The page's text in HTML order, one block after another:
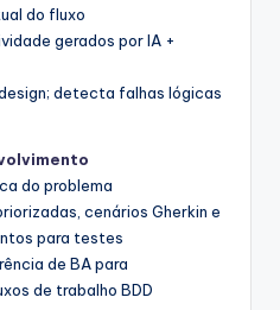
do fluxo
gerados por IA +
detecta falhas lógicas
do problema
cenários Gherkin e
para testes
de BA para
de trabalho BDD